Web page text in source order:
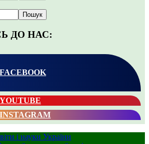
Пошук
ДО НАС:
і науки України